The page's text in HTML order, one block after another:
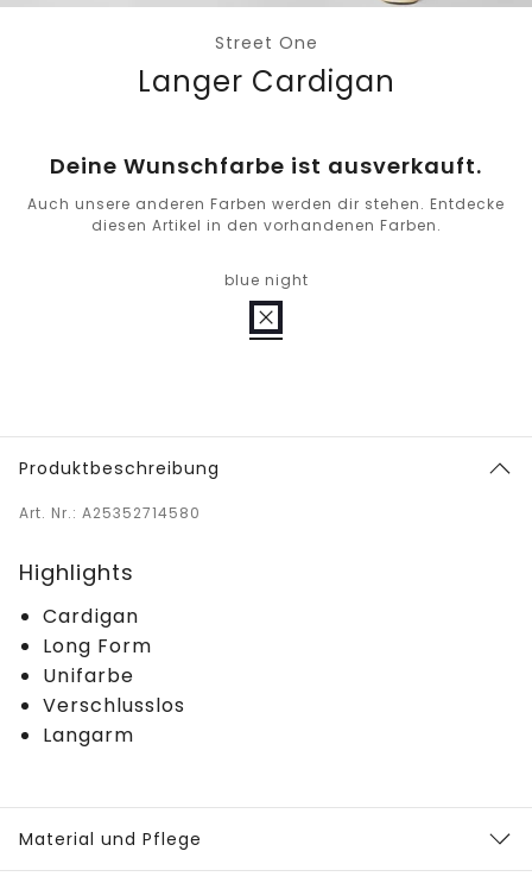
Street One
Langer Cardigan
Deine Wunschfarbe ist ausverkauft.
Auch unsere anderen Farben werden dir stehen. Entdecke
diesen Artikel in den vorhandenen Farben.
blue night
Produktbeschreibung
Art. Nr.: A25352714580
Highlights
Cardigan
Long Form
Unifarbe
Verschlusslos
Langarm
Material und Pflege